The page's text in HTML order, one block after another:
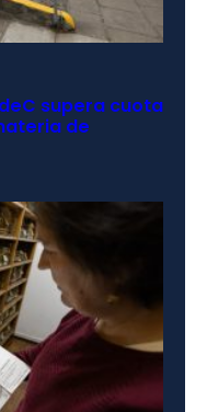
supera cuota
de